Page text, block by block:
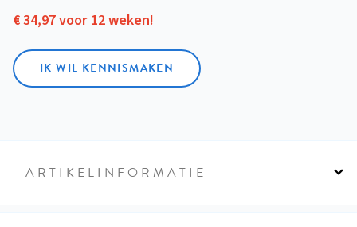
€ 34,97 voor 12 weken!
IK WIL KENNISMAKEN
ARTIKELINFORMATIE